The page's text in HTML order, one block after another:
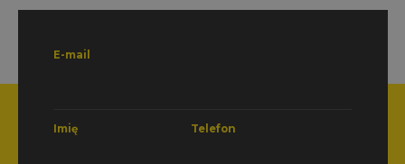
E-mail
Imię Telefon